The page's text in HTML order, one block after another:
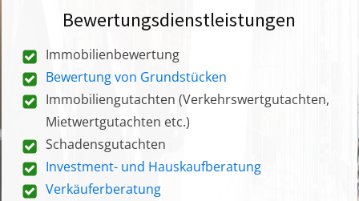
Bewertungsdienstleistungen
Immobilienbewertung
Bewertung von Grundstücken
Immobiliengutachten (Verkehrswertgutachten,
Mietwertgutachten etc.)
Schadensgutachten
Investment- und Hauskaufberatung
Verkäuferberatung